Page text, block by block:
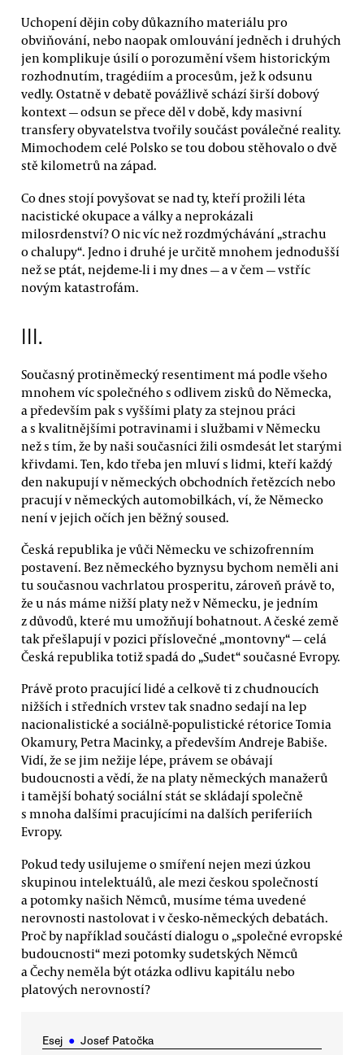
Uchopení dějin coby důkazního materiálu pro
obviňování, nebo naopak omlouvání jedněch i druhých
jen komplikuje úsilí o porozumění všem historickým
rozhodnutím, tragédiím a procesům, jež k odsunu
vedly. Ostatně v debatě povážlivě schází širší dobový
kontext — odsun se přece děl v době, kdy masivní
transfery obyvatelstva tvořily součást poválečné reality.
Mimochodem celé Polsko se tou dobou stěhovalo o dvě
stě kilometrů na západ.
Co dnes stojí povyšovat se nad ty, kteří prožili léta
nacistické okupace a války a neprokázali
milosrdenství? O nic víc než rozdmýchávání „strachu
o chalupy“. Jedno i druhé je určitě mnohem jednodušší
než se ptát, nejdeme-li i my dnes — a v čem — vstříc
novým katastrofám.
III.
Současný protiněmecký resentiment má podle všeho
mnohem víc společného s odlivem zisků do Německa,
a především pak s vyššími platy za stejnou práci
a s kvalitnějšími potravinami i službami v Německu
než s tím, že by naši současníci žili osmdesát let starými
křivdami. Ten, kdo třeba jen mluví s lidmi, kteří každý
den nakupují v německých obchodních řetězcích nebo
pracují v německých automobilkách, ví, že Německo
není v jejich očích jen běžný soused.
Česká republika je vůči Německu ve schizofrenním
postavení. Bez německého byznysu bychom neměli ani
tu současnou vachrlatou prosperitu, zároveň právě to,
že u nás máme nižší platy než v Německu, je jedním
z důvodů, které mu umožňují bohatnout. A české země
tak přešlapují v pozici příslovečné „montovny“ — celá
Česká republika totiž spadá do „Sudet“ současné Evropy.
Právě proto pracující lidé a celkově ti z chudnoucích
nižších i středních vrstev tak snadno sedají na lep
nacionalistické a sociálně-populistické rétorice Tomia
Okamury, Petra Macinky, a především Andreje Babiše.
Vidí, že se jim nežije lépe, právem se obávají
budoucnosti a vědí, že na platy německých manažerů
i tamější bohatý sociální stát se skládají společně
s mnoha dalšími pracujícími na dalších periferiích
Evropy.
Pokud tedy usilujeme o smíření nejen mezi úzkou
skupinou intelektuálů, ale mezi českou společností
a potomky našich Němců, musíme téma uvedené
nerovnosti nastolovat i v česko-německých debatách.
Proč by například součástí dialogu o „společné evropské
budoucnosti“ mezi potomky sudetských Němců
a Čechy neměla být otázka odlivu kapitálu nebo
platových nerovností?
Esej ● Josef Patočka